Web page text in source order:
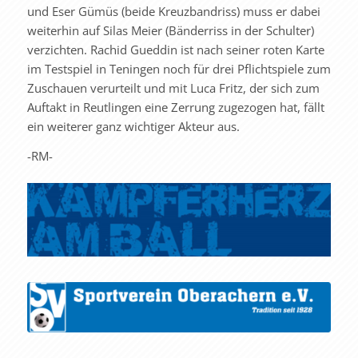
und Eser Gümüs (beide Kreuzbandriss) muss er dabei
weiterhin auf Silas Meier (Bänderriss in der Schulter)
verzichten. Rachid Gueddin ist nach seiner roten Karte
im Testspiel in Teningen noch für drei Pflichtspiele zum
Zuschauen verurteilt und mit Luca Fritz, der sich zum
Auftakt in Reutlingen eine Zerrung zugezogen hat, fällt
ein weiterer ganz wichtiger Akteur aus.
-RM-